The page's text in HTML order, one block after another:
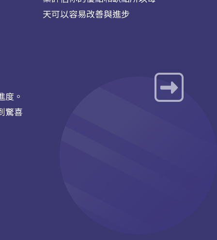
天可以容易改善與進步
度。
驚喜